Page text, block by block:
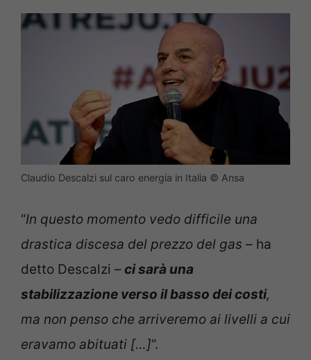
Claudio Descalzi sul caro energia in Italia © Ansa
“In questo momento vedo difficile una
drastica discesa del prezzo del gas – ha
detto Descalzi –ci sarà una
stabilizzazione verso il basso dei costi,
ma non penso che arriveremo ai livelli a cui
eravamo abituati […]“.